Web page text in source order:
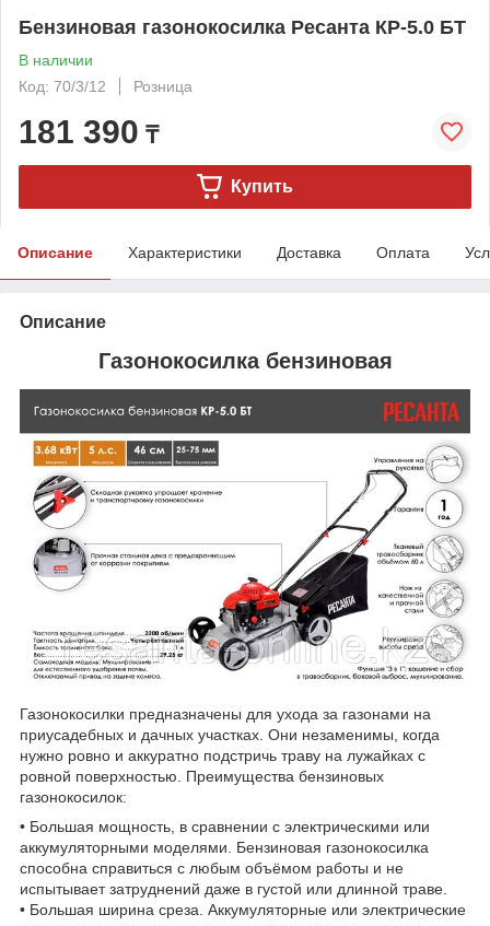
Бензиновая газонокосилка Ресанта КР-5.0 БТ
В наличии
Код: 70/3/12
Розница
181 390 ₸
Купить
Описание Характеристики Доставка Оплата
Описание
Газонокосилка бензиновая
Газонокосилки предназначены для ухода за газонами на
приусадебных и дачных участках. Они незаменимы, когда
нужно ровно и аккуратно подстричь траву на лужайках с
ровной поверхностью. Преимущества бензиновых
газонокосилок:
• Большая мощность, в сравнении с электрическими или
аккумуляторными моделями. Бензиновая газонокосилка
способна справиться с любым объёмом работы и не
испытывает затруднений даже в густой или длинной траве.
• Большая ширина среза. Аккумуляторные или электрические